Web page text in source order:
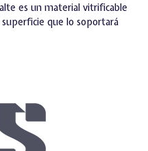
es un material vitrificable
que lo soportará